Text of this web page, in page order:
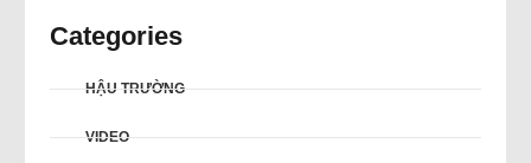
Categories
HẬU TRƯỜNG
VIDEO